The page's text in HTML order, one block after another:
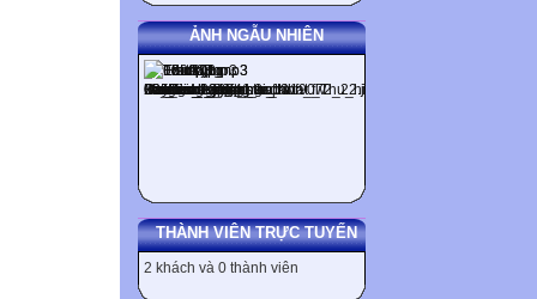
ẢNH NGẪU NHIÊN
THÀNH VIÊN TRỰC TUYẾN
2 khách và 0 thành viên